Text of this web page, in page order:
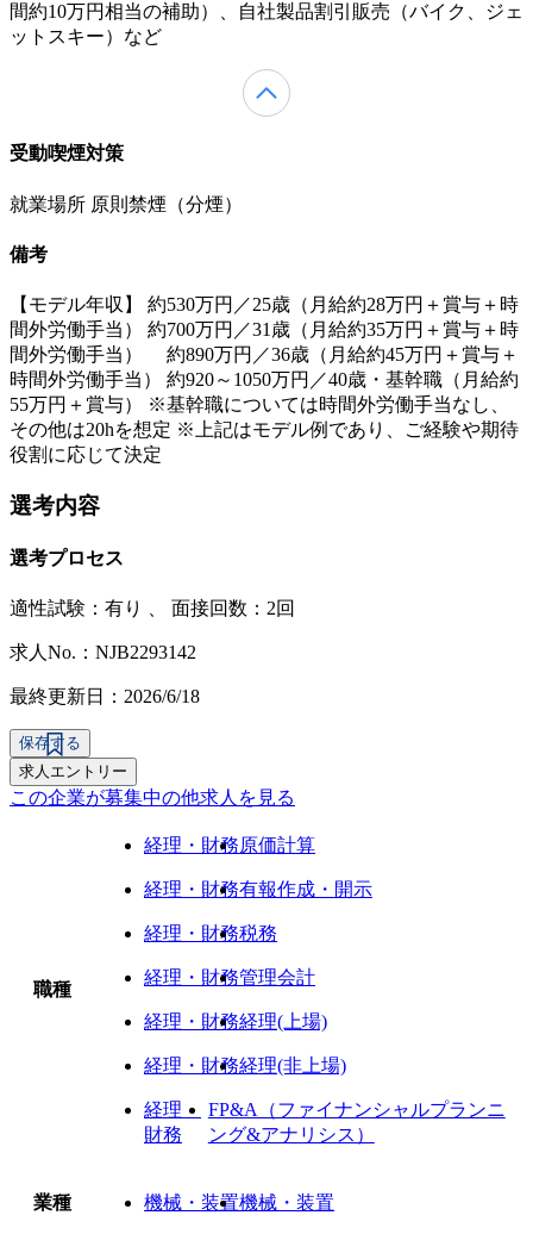
間約10万円相当の補助）、自社製品割引販売（バイク、ジェ
ットスキー）など
受動喫煙対策
就業場所 原則禁煙（分煙）
備考
【モデル年収】 約530万円／25歳（月給約28万円＋賞与＋時
間外労働手当） 約700万円／31歳（月給約35万円＋賞与＋時
間外労働手当） 約890万円／36歳（月給約45万円＋賞与＋
時間外労働手当） 約920～1050万円／40歳・基幹職（月給約
55万円＋賞与） ※基幹職については時間外労働手当なし、
その他は20hを想定 ※上記はモデル例であり、ご経験や期待
役割に応じて決定
選考内容
選考プロセス
適性試験： 有り 面接回数：2回
求人No.：NJB2293142
最終更新日：2026/6/18
保存する
求人エントリー
この企業が募集中の他求人を見る
職種
経理・財務原価計算
経理・財務有報作成・開示
経理・財務税務
経理・財務管理会計
経理・財務経理(上場)
経理・財務経理(非上場)
経理・
財務
FP&A（ファイナンシャルプランニ
ング&アナリシス）
業種 機械・装置機械・装置